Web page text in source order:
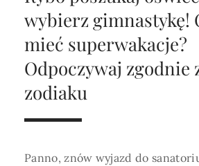
Horoskop Roczny 2026
Horoskop Miłosny
Horoskop Dziecięcy
Horoskop Biznesowy
Horoskop Zdrowotny
Magia
Amulety i talizmany
ABC Kosmogramu
Niezwykły świat
Tarot3 karty
Magia imion
Sekshoroskop
Przepowiednia
TarotKrzyż Celtycki
medycznej ani finansowej.
KURSY
SKLEP
PROFIL
wybierz gimnastykę!
mieć superwakacje?
Odpoczywaj zgodnie
zodiaku
Panno, znów wyjazd do